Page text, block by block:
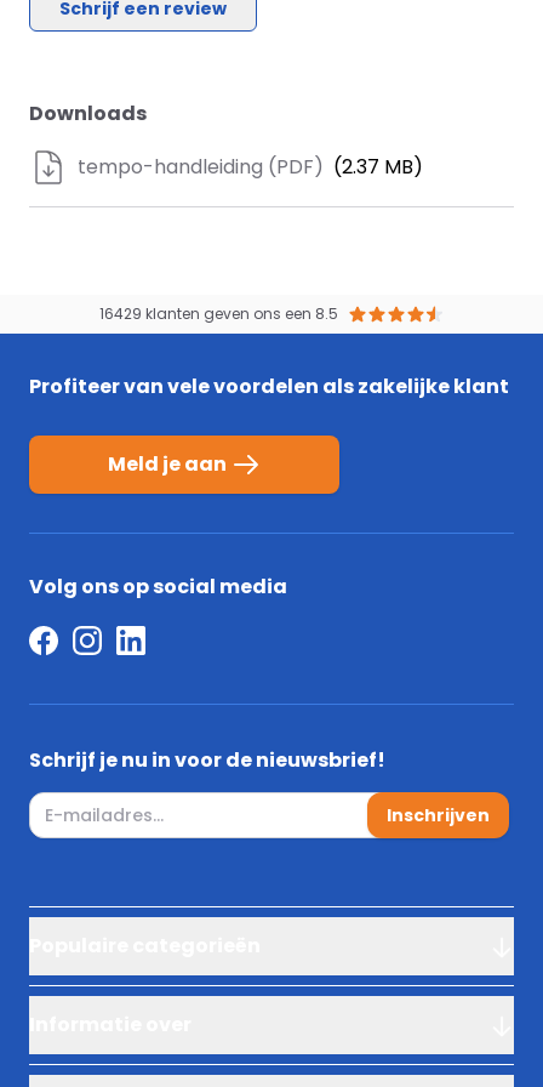
kwaliteitsproducten, die meehelpen aan een
Met ontluchter Ja
Max. werkdruk 10 bar
Met aftapmogelijkheid
(aansluiting)
N-exponent
Glansgraad
RAL-Nummer 9010
Lengte (mm) 2000 mm
Hoogte (mm) 200
Diepte (mm) 168
Schrijf een review
Downloads
tempo-handleiding (PDF) (2.37 MB)
16429 klanten geven ons een 8.5
Profiteer van vele voordelen als zakelijke klant
Meld je aan
Volg ons op social media
Schrijf je nu in voor de nieuwsbrief!
E-mail adres Inschrijven